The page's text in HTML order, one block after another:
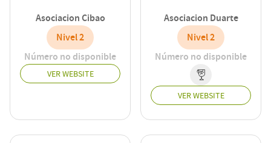
Asociacion Cibao
Nivel 2
Número no disponible
VER WEBSITE
Asociacion Duarte
Nivel 2
Número no disponible
VER WEBSITE